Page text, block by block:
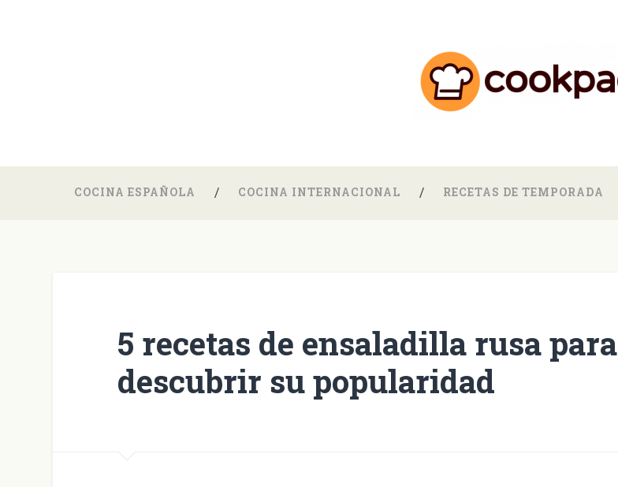
COCINA ESPAÑOLA COCINA INTERNACIONAL RECETAS DE TEMPORADA
5 recetas de ensaladilla rusa para
descubrir su popularidad